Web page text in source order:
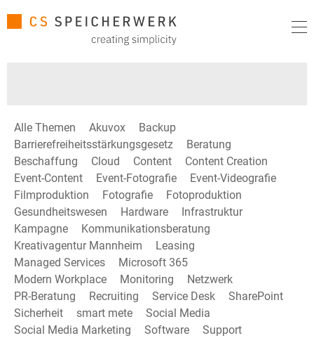
Alle Themen Akuvox
Backup
Barrierefreiheitsstärkungsgesetz
Beratung
Beschaffung
Cloud Content
Content Creation
Event-Content
Event-Fotografie
Event-Videografie
Filmproduktion
Fotografie
Fotoproduktion
Gesundheitswesen
Hardware
Infrastruktur
Kampagne
Kommunikationsberatung
Kreativagentur Mannheim
Leasing
Managed Services
Microsoft 365
Modern Workplace
Monitoring
Netzwerk
PR-Beratung
Recruiting Service Desk
SharePoint
Sicherheit
smart mete
Social Media
Social Media Marketing
Software
Support